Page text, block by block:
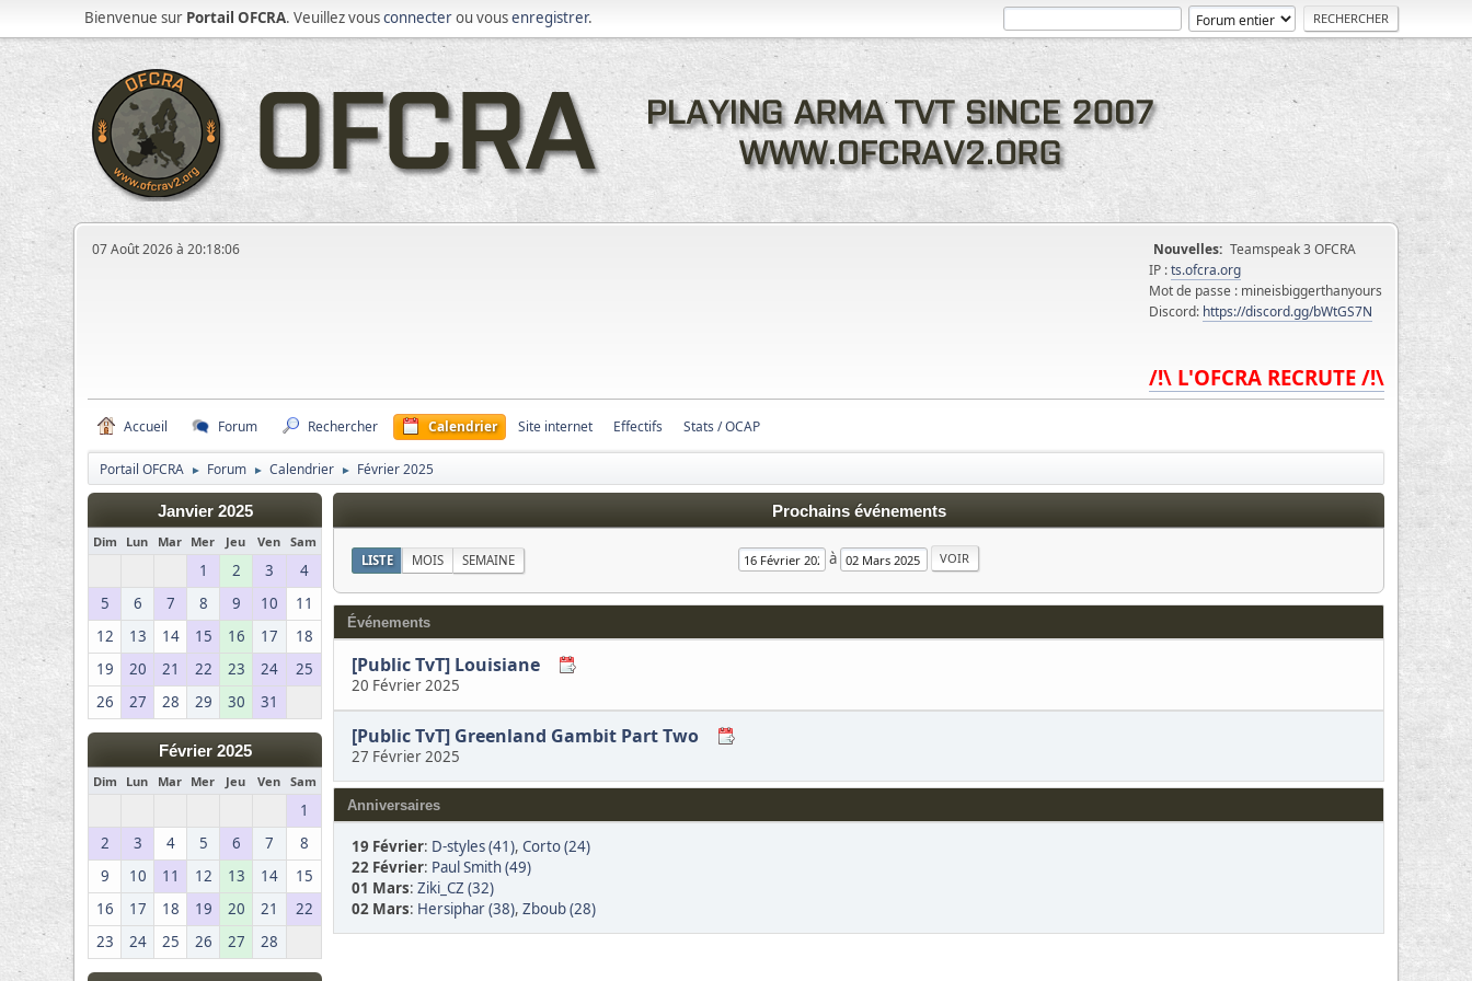
Bienvenue sur Portail OFCRA. Veuillez vousconnecterou vousenregistrer.
07 Août 2026 à 20:18:06 Nouvelles: Teamspeak 3 OFCRA
IP :ts.ofcra.org
Mot de passe : mineisbiggerthanyours
Discord: https://discord.gg/bWtGS7N
/!\ L'OFCRA RECRUTE /!\
Accueil Forum Rechercher Calendrier Site internet Effectifs Stats / OCAP
Portail OFCRA ► Forum ► Calendrier ► Février 2025
Janvier 2025
Dim Lun Mar Mer Jeu Ven Sam
1 2 3
4
5
6 7 8 9 10
11
12
13 14 15 16 17
18
19
20 21 22 23 24
25
26
27 28 29 30 31
Février 2025
Dim Lun Mar Mer Jeu Ven Sam
1
2
3 4 5 6 7
8
9
10 11 12 13 14
15
16
17 18 19 20 21
22
23
24 25 26 27 28
Prochains événements
LISTE MOIS SEMAINE à
Événements
[Public TvT] Louisiane
20 Février 2025
[Public TvT] Greenland Gambit Part Two
27 Février 2025
Anniversaires
19 Février: D-styles (41),Corto (24)
22 Février: Paul Smith (49)
01 Mars:Ziki_CZ (32)
02 Mars: Hersiphar (38),Zboub (28)